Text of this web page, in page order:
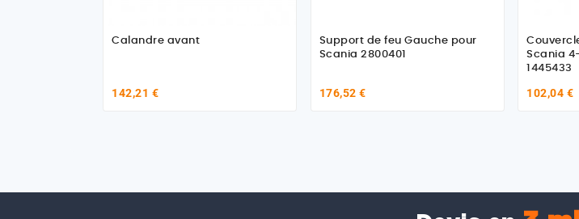
Calandre avant
142,21 €
Support de feu Gauche pour
Scania 2800401
176,52 €
Scania
1445433
102,04 €